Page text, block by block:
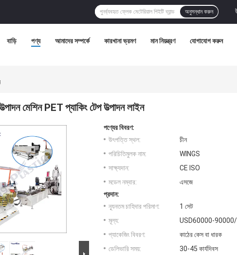
অনুসন্ধান করুন
বাড়ি পণ্য আমাদের সম্পর্কে কারখানা ভ্রমণ মান নিয়ন্ত্রণ যোগাযোগ করুন
মেশিন PET প্যাকিং টেপ উত্পাদন লাইন
পণ্যের বিবরণ:
উৎপত্তি স্থল:
চীন
পরিচিতিমুলক নাম:
WINGS
সাক্ষ্যদান:
CE ISO
মডেল নম্বার:
এসজে
প্রদান:
ন্যূনতম চাহিদার পরিমাণ:
1 সেট
মূল্য:
USD60000-
প্যাকেজিং বিবরণ:
কাঠের কেস বা ধারক
ডেলিভারি সময়:
30-45 কার্যদিবস